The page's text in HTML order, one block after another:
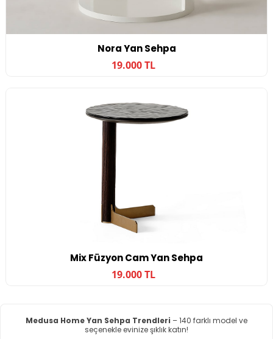
Nora Yan Sehpa
19.000 TL
Mix Füzyon Cam Yan Sehpa
19.000 TL
Medusa Home Yan Sehpa Trendleri – 140 farklı model ve
seçenekle evinize şıklık katın!